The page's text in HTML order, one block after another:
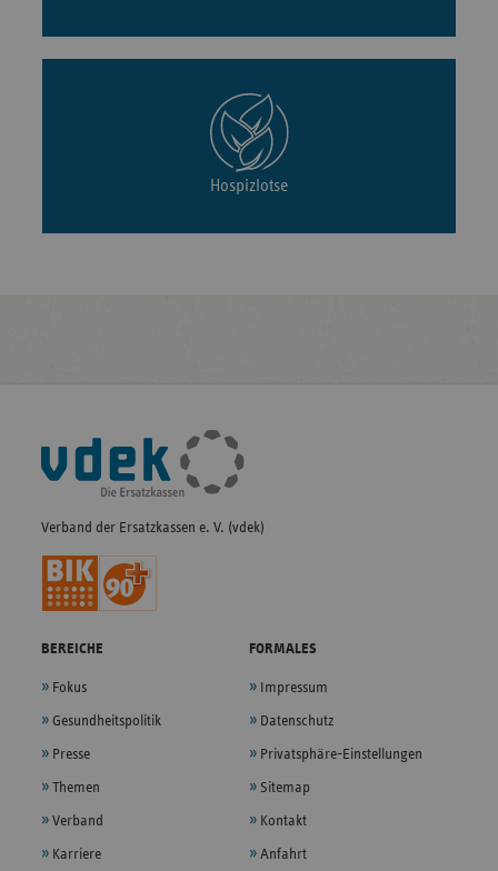
Hospizlotse
Fußleisten-
Navigation
Verband der Ersatzkassen e. V. (vdek)
BEREICHE
Fokus
Gesundheitspolitik
Presse
Themen
Verband
Karriere
FORMALES
Impressum
Datenschutz
Privatsphäre-Einstellungen
Sitemap
Kontakt
Anfahrt